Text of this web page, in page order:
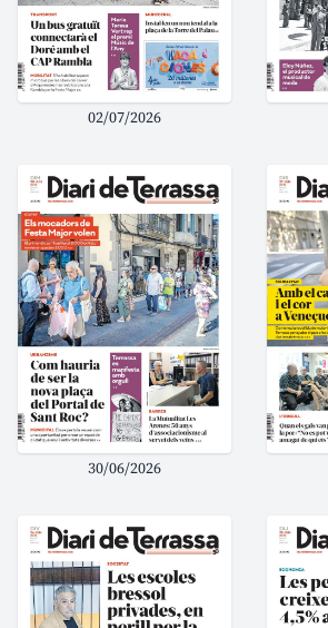
02/07/2026
30/06/2026